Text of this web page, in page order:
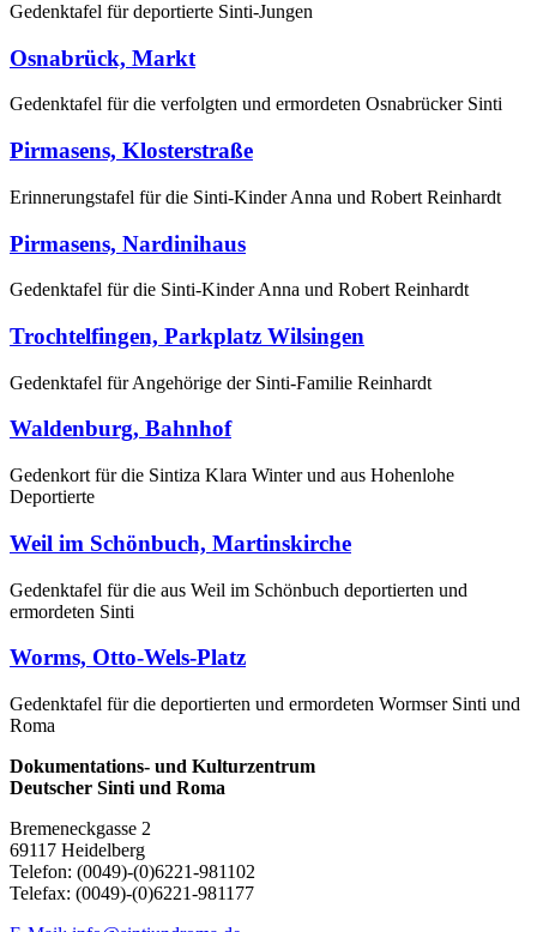
Gedenktafel für deportierte Sinti-Jungen
Osnabrück, Markt
Gedenktafel für die verfolgten und ermordeten Osnabrücker Sinti
Pirmasens, Klosterstraße
Erinnerungstafel für die Sinti-Kinder Anna und Robert Reinhardt
Pirmasens, Nardinihaus
Gedenktafel für die Sinti-Kinder Anna und Robert Reinhardt
Trochtelfingen, Parkplatz Wilsingen
Gedenktafel für Angehörige der Sinti-Familie Reinhardt
Waldenburg, Bahnhof
Gedenkort für die Sintiza Klara Winter und aus Hohenlohe
Deportierte
Weil im Schönbuch, Martinskirche
Gedenktafel für die aus Weil im Schönbuch deportierten und
ermordeten Sinti
Worms, Otto-Wels-Platz
Gedenktafel für die deportierten und ermordeten Wormser Sinti und
Roma
Dokumentations- und Kulturzentrum
Deutscher Sinti und Roma
Bremeneckgasse 2
69117 Heidelberg
Telefon: (0049)-(0)6221-981102
Telefax: (0049)-(0)6221-981177